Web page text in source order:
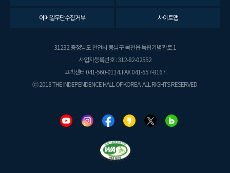
이메일무단수집거부 사이트맵
31232 충청남도 천안시 동남구 목천읍 독립기념관로 1
사업자등록번호 : 312-82-02552
고객센터 041-560-0114. FAX 041-557-8167.
ⓒ 2018 THE INDEPENDENCE HALL OF KOREA. ALL RIGHTS RESERVED.